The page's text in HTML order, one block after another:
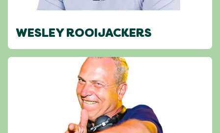
WESLEY ROOIJACKERS